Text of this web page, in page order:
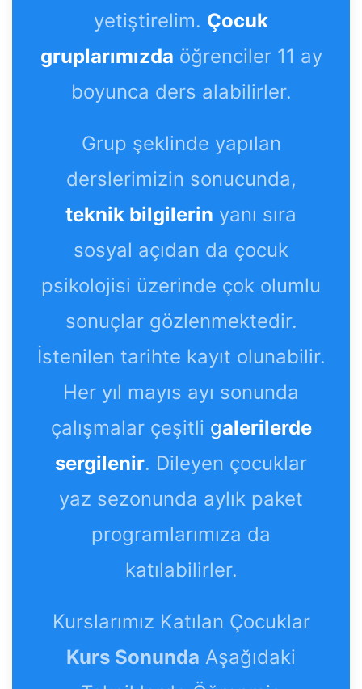
yetiştirelim. Çocuk
gruplarımızda öğrenciler 11 ay
boyunca ders alabilirler.
Grup şeklinde yapılan
derslerimizin sonucunda,
teknik bilgilerin yanı sıra
sosyal açıdan da çocuk
psikolojisi üzerinde çok olumlu
sonuçlar gözlenmektedir.
İstenilen tarihte kayıt olunabilir.
Her yıl mayıs ayı sonunda
çalışmalar çeşitli galerilerde
sergilenir. Dileyen çocuklar
yaz sezonunda aylık paket
programlarımıza da
katılabilirler.
Kurslarımız Katılan Çocuklar
Kurs Sonunda Aşağıdaki